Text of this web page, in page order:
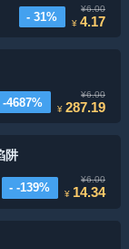
- 31%
¥6.00
¥4.17
-4687%
¥6.00
¥287.19
阱
- -139%
¥6.00
¥ 14.34